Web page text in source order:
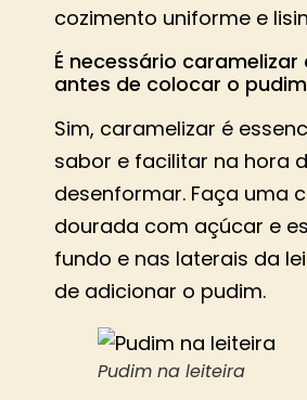
cozimento uniforme e
É necessário
antes de colocar o
Sim, caramelizar é
sabor e facilitar na hora
desenformar. Faça uma
dourada com açúcar e
fundo e nas laterais da
de adicionar o pudim.
Pudim na leiteira